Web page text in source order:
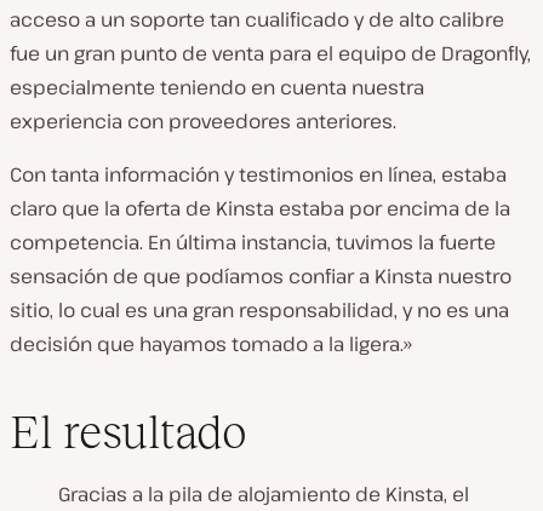
acceso a un soporte tan cualificado y de alto calibre
fue un gran punto de venta para el equipo de Dragonfly,
especialmente teniendo en cuenta nuestra
experiencia con proveedores anteriores.
Con tanta información y testimonios en línea, estaba
claro que la oferta de Kinsta estaba por encima de la
competencia. En última instancia, tuvimos la fuerte
sensación de que podíamos confiar a Kinsta nuestro
sitio, lo cual es una gran responsabilidad, y no es una
decisión que hayamos tomado a la ligera.»
El resultado
Gracias a la pila de alojamiento de Kinsta, el